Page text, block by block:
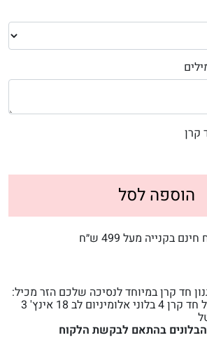
קרן
הוספה לסל
בקנייה מעל 499 ש״ח
חד קרן במיוחד לנסיכה שלכם הזר מכיל:
בלון אלומיניום ענק של חד קרן 4 בלוני אלומיניום לב 18 אינץ' 3
הבלונים בהתאם לבקשת הלקוח